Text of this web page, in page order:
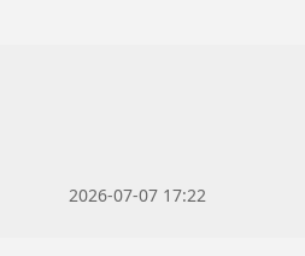
2026-07-07 17:22